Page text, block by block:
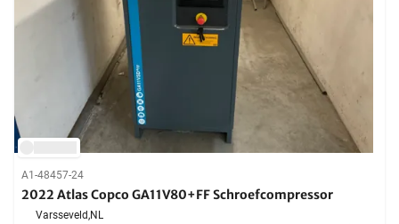
A1-48457-24
2022 Atlas Copco GA11V80+FF Schroefcompressor
Varsseveld,NL